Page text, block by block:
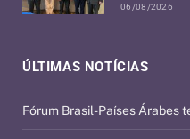
ÚLTIMAS NOTÍCIAS
Fórum Brasil-Países Árabes
06/08/2026